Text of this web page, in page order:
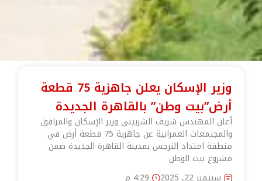
وزير الإسكان يعلن جاهزية 75 قطعة
أرض”بيت وطن” بالقاهرة الجديدة
أعلن المهندس شريف الشربيني وزير الإسكان والمرافق
والمجتمعات العمرانية عن جاهزية 75 قطعة أرض في
منطقة امتداد النرجس بمدينة القاهرة الجديدة ضمن
مشروع بيت الوطن
سبتمبر 22, 2025
4:29 م